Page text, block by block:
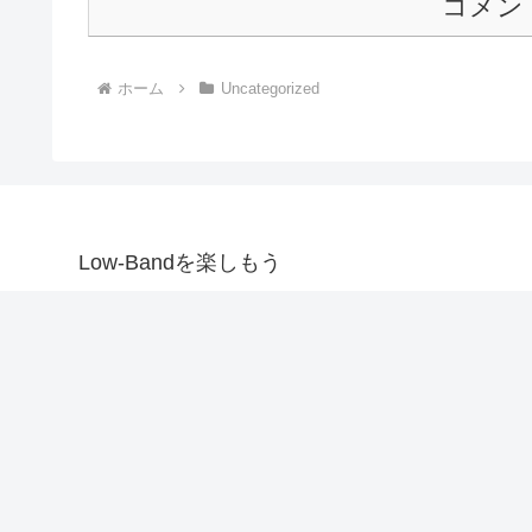
コメン
ホーム Uncategorized
Low-Bandを楽しもう